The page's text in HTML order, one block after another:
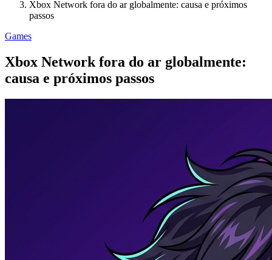
Xbox Network fora do ar globalmente: causa e próximos
passos
Games
Xbox Network fora do ar globalmente:
causa e próximos passos